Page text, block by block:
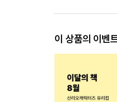
이 상품의 이벤